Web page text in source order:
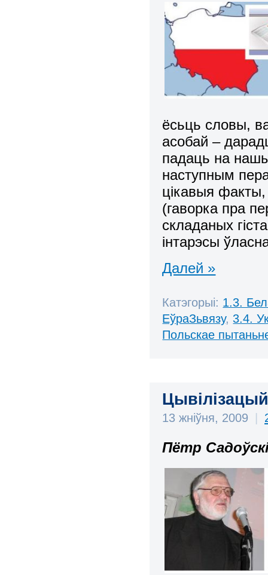
ёсьць словы,
асобай –
падаць на
наступным
цікавыя
(гаворка пра
складаных
інтарэсы
Далей »
Катэгорыі: 1.3.
ЕўраЗьвязу, 3.4.
Польскае
13 жніўня, 2009
Пётр